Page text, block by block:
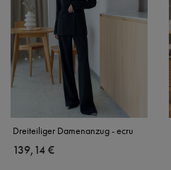
Dreiteiliger Damenanzug - ecru
139,14 €